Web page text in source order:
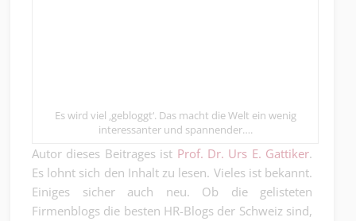
Es wird viel ‚gebloggt‘. Das macht die Welt ein wenig
interessanter und spannender….
Autor dieses Beitrages ist Prof. Dr. Urs E. Gattiker.
Es lohnt sich den Inhalt zu lesen. Vieles ist bekannt.
Einiges sicher auch neu. Ob die gelisteten
Firmenblogs die besten HR-Blogs der Schweiz sind,